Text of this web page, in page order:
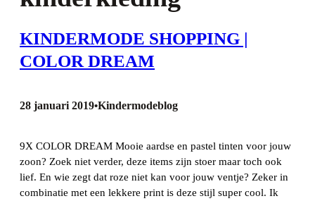
KINDERMODE SHOPPING |
COLOR DREAM
28 januari 2019•Kindermodeblog
9X COLOR DREAM Mooie aardse en pastel tinten voor jouw
zoon? Zoek niet verder, deze items zijn stoer maar toch ook
lief. En wie zegt dat roze niet kan voor jouw ventje? Zeker in
combinatie met een lekkere print is deze stijl super cool. Ik